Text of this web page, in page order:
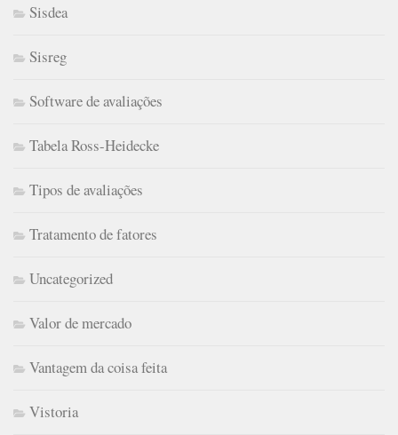
Sisdea
Sisreg
Software de avaliações
Tabela Ross-Heidecke
Tipos de avaliações
Tratamento de fatores
Uncategorized
Valor de mercado
Vantagem da coisa feita
Vistoria